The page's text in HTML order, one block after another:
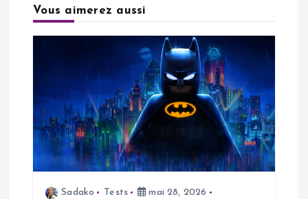
g
o
Vous aimerez aussi
Sadako Tests
mai 28, 2026